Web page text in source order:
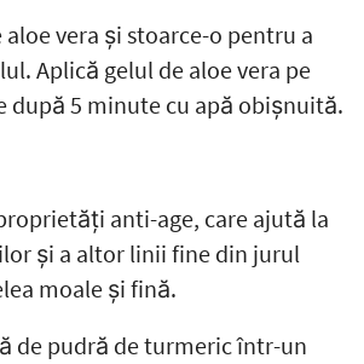
aloe vera și stoarce-o pentru a
Aplică gelul de aloe vera pe
după 5 minute cu apă obișnuită.
anti-age, care ajută la
și a altor linii fine din jurul
moale și fină.
de pudră de turmeric într-un